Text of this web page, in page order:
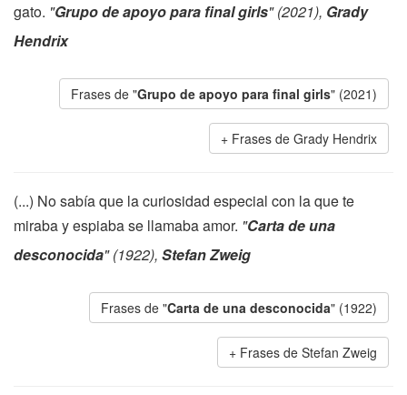
gato. "Grupo de apoyo para final girls" (2021), Grady
Hendrix
Frases de "Grupo de apoyo para final girls" (2021)
Frases de Grady Hendrix
(...) No sabía que la curiosidad especial con la que te
miraba y espiaba se llamaba amor. "Carta de una
desconocida" (1922), Stefan Zweig
Frases de "Carta de una desconocida" (1922)
Frases de Stefan Zweig